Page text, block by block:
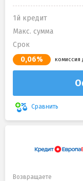
1й кредит
Макс. сумма
Срок
0,06% комиссия
Сравнить
Возвращаете